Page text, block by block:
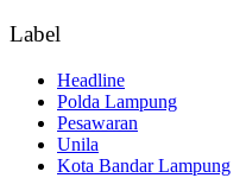
Label
Headline
Polda Lampung
Pesawaran
Unila
Kota Bandar Lampung